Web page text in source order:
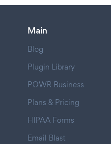
Main
Blog
Plugin Library
POWR Business
Plans & Pricing
HIPAA Forms
Email Blast